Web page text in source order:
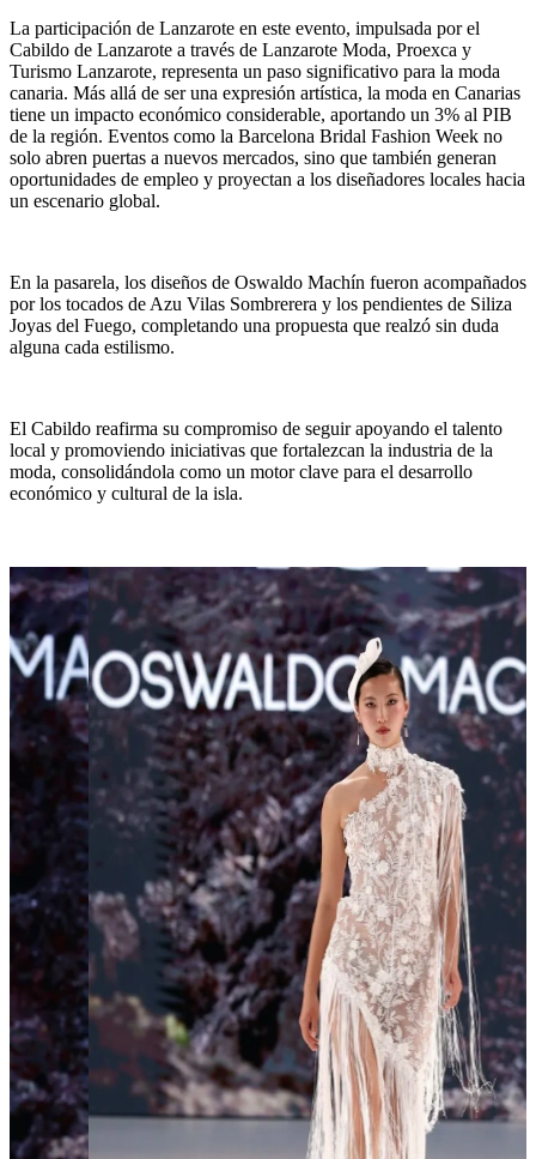
La participación de Lanzarote en este evento, impulsada por el
Cabildo de Lanzarote a través de Lanzarote Moda, Proexca y
Turismo Lanzarote, representa un paso significativo para la moda
canaria. Más allá de ser una expresión artística, la moda en Canarias
tiene un impacto económico considerable, aportando un 3% al PIB
de la región. Eventos como la Barcelona Bridal Fashion Week no
solo abren puertas a nuevos mercados, sino que también generan
oportunidades de empleo y proyectan a los diseñadores locales hacia
un escenario global.
En la pasarela, los diseños de Oswaldo Machín fueron acompañados
por los tocados de Azu Vilas Sombrerera y los pendientes de Siliza
Joyas del Fuego, completando una propuesta que realzó sin duda
alguna cada estilismo.
El Cabildo reafirma su compromiso de seguir apoyando el talento
local y promoviendo iniciativas que fortalezcan la industria de la
moda, consolidándola como un motor clave para el desarrollo
económico y cultural de la isla.